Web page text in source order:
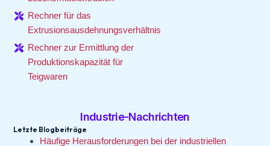
Rechner für das
Extrusionsausdehnungsverhältnis
Rechner zur Ermittlung der
Produktionskapazität für
Teigwaren
Industrie-Nachrichten
Letzte Blogbeiträge
Häufige Herausforderungen bei der industriellen